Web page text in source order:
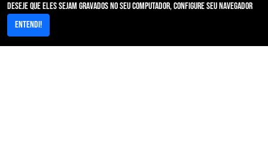
RN 593
Notificação Por Inadimplência
deseje que eles sejam gravados no seu computador, configure seu navegador
Entendi!